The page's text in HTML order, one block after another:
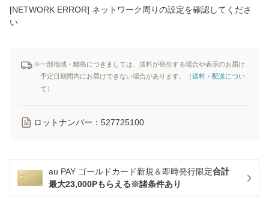
[NETWORK ERROR] ネットワーク周りの設定を確認してくださ
い
※一部地域・離島につきましては、送料が発生する場合や表示のお届け
予定日期間内にお届けできない場合があります。（送料・配送につい
て ）
ロットナンバー： 527725100
au PAY ゴールドカード新規＆即時発行限定合計
最大23,000Pもらえる※諸条件あり